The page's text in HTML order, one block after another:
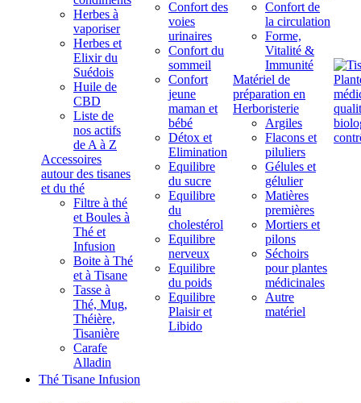
Herbes à
vaporiser
Herbes et
Elixir du
Suédois
Huile de
CBD
Liste de
nos actifs
de A à Z
Accessoires
autour des tisanes
et du thé
Filtre à thé
et Boules à
Thé et
Infusion
Boite à Thé
et à Tisane
Tasse à
Thé, Mug,
Théière,
Tisanière
Carafe
Alladin
Confort des
voies
urinaires
Confort du
sommeil
Confort
jeune
maman et
bébé
Détox et
Elimination
Equilibre
du sucre
Equilibre
du
cholestérol
Equilibre
nerveux
Equilibre
du poids
Equilibre
Plaisir et
Libido
Confort de
la circulation
Forme,
Vitalité &
Immunité
Matériel de
préparation en
Herboristerie
Argiles
Flacons et
piluliers
Gélules et
gélulier
Matières
premières
Mortiers et
pilons
Séchoirs
pour plantes
médicinales
Autre
matériel
Thé Tisane Infusion